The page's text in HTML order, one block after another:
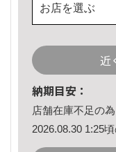
お店を選ぶ
近
納期目安：
店舗在庫不足の
2026.08.30 1:25